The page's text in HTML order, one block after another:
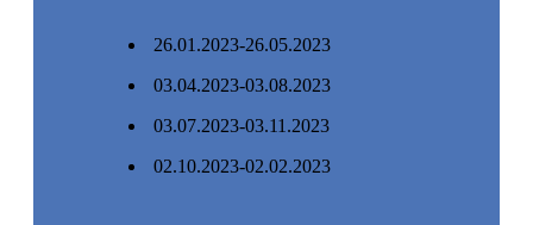
26.01.2023-26.05.2023
03.04.2023-03.08.2023
03.07.2023-03.11.2023
02.10.2023-02.02.2023